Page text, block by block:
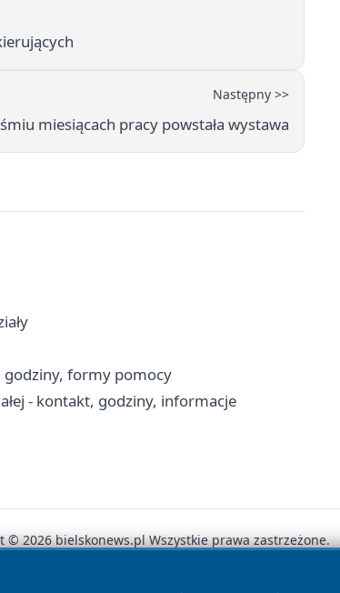
Następny >>
miesiącach pracy powstała wystawa
godziny, formy pomocy
- kontakt, godziny, informacje
© 2026 bielskonews.pl Wszystkie prawa zastrzeżone.